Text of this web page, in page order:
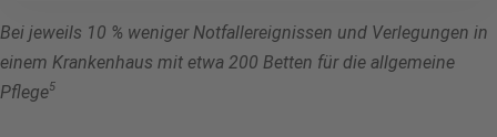
Bei jeweils 10 % weniger Notfallereignissen und Verlegungen in
einem Krankenhaus mit etwa 200 Betten für die allgemeine
Pflege5